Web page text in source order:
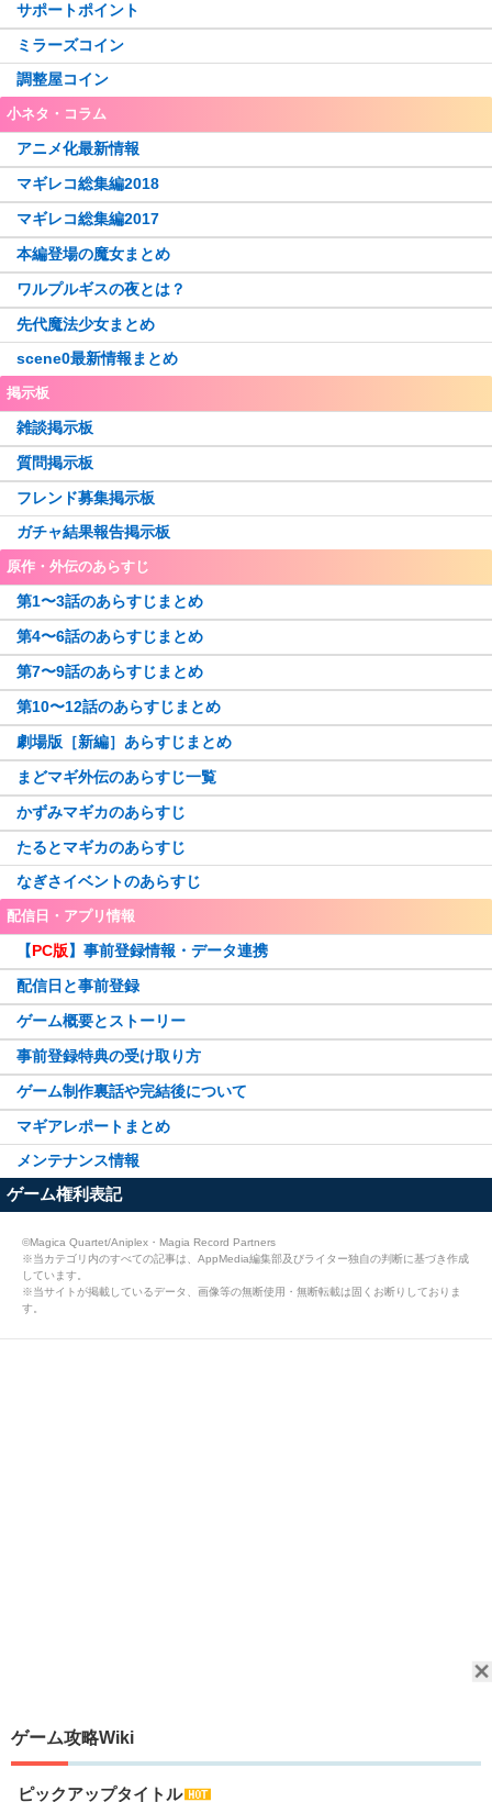
サポートポイント
ミラーズコイン
調整屋コイン
小ネタ・コラム
アニメ化最新情報
マギレコ総集編2018
マギレコ総集編2017
本編登場の魔女まとめ
ワルプルギスの夜とは？
先代魔法少女まとめ
scene0最新情報まとめ
掲示板
雑談掲示板
質問掲示板
フレンド募集掲示板
ガチャ結果報告掲示板
原作・外伝のあらすじ
第1〜3話のあらすじまとめ
第4〜6話のあらすじまとめ
第7〜9話のあらすじまとめ
第10〜12話のあらすじまとめ
劇場版［新編］あらすじまとめ
まどマギ外伝のあらすじ一覧
かずみマギカのあらすじ
たるとマギカのあらすじ
なぎさイベントのあらすじ
配信日・アプリ情報
【PC版】事前登録情報・データ連携
配信日と事前登録
ゲーム概要とストーリー
事前登録特典の受け取り方
ゲーム制作裏話や完結後について
マギアレポートまとめ
メンテナンス情報
ゲーム権利表記
©Magica Quartet/Aniplex・Magia Record Partners
※当カテゴリ内のすべての記事は、AppMedia編集部及びライター独自の判断に基づき作成
しています。
※当サイトが掲載しているデータ、画像等の無断使用・無断転載は固くお断りしておりま
す。
ゲーム攻略Wiki
ピックアップタイトル